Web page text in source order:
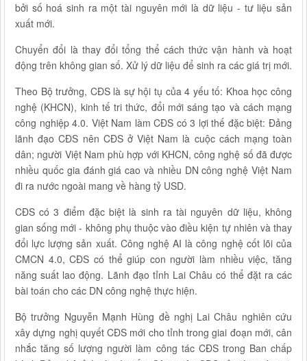
bởi số hoá sinh ra một tài nguyên mới là dữ liệu - tư liệu sản
xuất mới.
Chuyển đổi là thay đổi tổng thể cách thức vận hành và hoạt
động trên không gian số. Xử lý dữ liệu để sinh ra các giá trị mới.
Theo Bộ trưởng, CĐS là sự hội tụ của 4 yếu tố: Khoa học công
nghệ (KHCN), kinh tế tri thức, đổi mới sáng tạo và cách mạng
công nghiệp 4.0. Việt Nam làm CĐS có 3 lợi thế đặc biệt: Đảng
lãnh đạo CĐS nên CĐS ở Việt Nam là cuộc cách mạng toàn
dân; người Việt Nam phù hợp với KHCN, công nghệ số đã được
nhiều quốc gia đánh giá cao và nhiều DN công nghệ Việt Nam
đi ra nước ngoài mang về hàng tỷ USD.
CĐS có 3 điểm đặc biệt là sinh ra tài nguyên dữ liệu, không
gian sống mới - không phụ thuộc vào điều kiện tự nhiên và thay
đổi lực lượng sản xuất. Công nghệ AI là công nghệ cốt lõi của
CMCN 4.0, CĐS có thể giúp con người làm nhiều việc, tăng
năng suất lao động. Lãnh đạo tỉnh Lai Châu có thể đặt ra các
bài toán cho các DN công nghệ thực hiện.
Bộ trưởng Nguyễn Mạnh Hùng đề nghị Lai Châu nghiên cứu
xây dựng nghị quyết CĐS mới cho tỉnh trong giai đoạn mới, cân
nhắc tăng số lượng người làm công tác CĐS trong Ban chấp